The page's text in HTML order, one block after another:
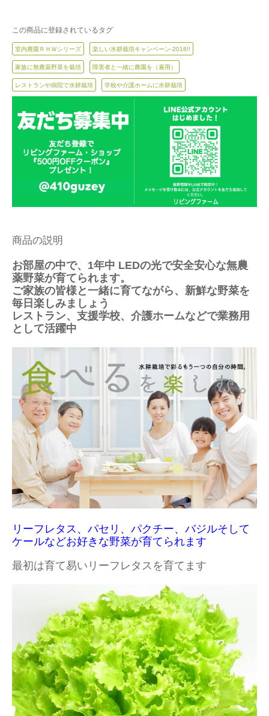
この商品に登録されているタグ
室内農園ＲＨＷシリーズ 楽しい水耕栽培キャンペーン-2018!!
家族に無農薬野菜を栽培 障害者と一緒に農園を（雇用）
レストランや病院で水耕栽培 学校や介護ホームに水耕栽培
商品の説明
お部屋の中で、1年中 LEDの光で安全安心な無農
薬野菜が育てられます。
ご家族の皆様と一緒に育てながら、新鮮な野菜を
毎日楽しみましょう
レストラン、支援学校、介護ホームなどで業務用
として活躍中
リーフレタス、パセリ、パクチー、バジルそして
ケールなどお好きな野菜が育てられます
最初は育て易いリーフレタスを育てます